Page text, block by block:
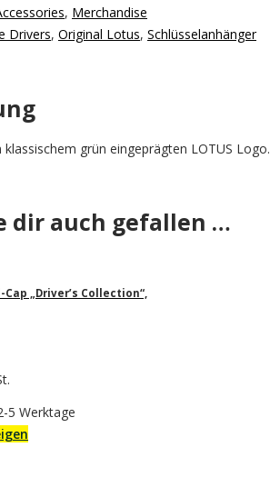
, Merchandise
Drivers, Original Lotus, Schlüsselanhänger
klassischem grün eingeprägten LOTUS Logo.
dir auch gefallen …
„Driver’s Collection“,
5 Werktage